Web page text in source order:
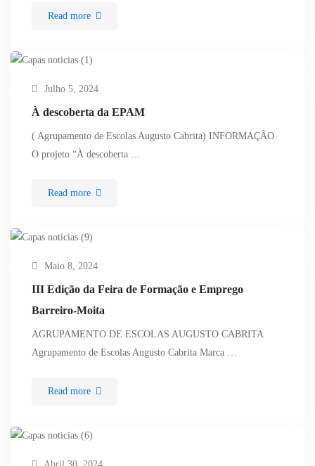
Read more
Julho 5, 2024
À descoberta da EPAM
( Agrupamento de Escolas Augusto Cabrita) INFORMAÇÃO
O projeto “À descoberta …
Read more
Maio 8, 2024
III Edição da Feira de Formação e Emprego
Barreiro-Moita
AGRUPAMENTO DE ESCOLAS AUGUSTO CABRITA
Agrupamento de Escolas Augusto Cabrita Marca …
Read more